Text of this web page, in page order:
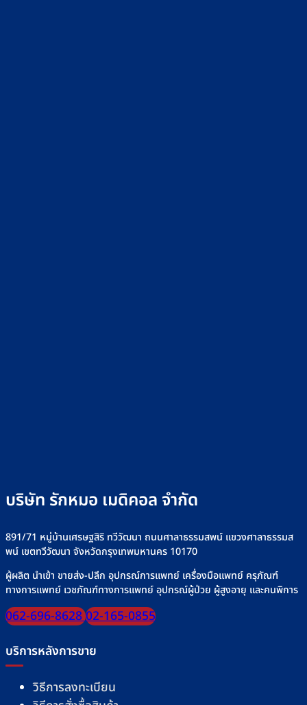
บริษัท รักหมอ เมดิคอล จำกัด
891/71 หมู่บ้านเศรษฐสิริ ทวีวัฒนา ถนนศาลาธรรมสพน์ แขวงศาลาธรรมส
พน์ เขตทวีวัฒนา จังหวัดกรุงเทพมหานคร 10170
ผู้ผลิต นำเข้า ขายส่ง-ปลีก อุปกรณ์การแพทย์ เครื่องมือแพทย์ ครุภัณฑ์
ทางการแพทย์ เวชภัณฑ์ทางการแพทย์ อุปกรณ์ผู้ป่วย ผู้สูงอายุ และคนพิการ
062-696-862802-165-0855
บริการหลังการขาย
วิธีการลงทะเบียน